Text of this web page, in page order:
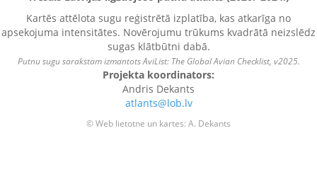
Lielgalvis
Netta rufina
Brūnkaklis
Aythya fuligula
Kartēs attēlota sugu reģistrētā izplatība, kas atkarīga no
apsekojuma intensitātes. Novērojumu trūkums kvadrātā neizslēdz
sugas klātbūtni dabā.
Putnu sugu sarakstam izmantots AviList: The Global Avian Checklist, v2025.
Projekta koordinators:
Andris Dekants
atlants@lob.lv
© Web lietotne un kartes: A. Dekants